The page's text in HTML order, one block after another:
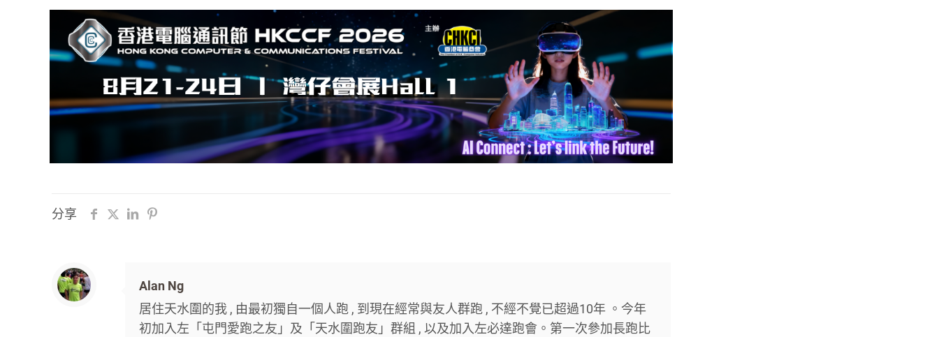
分享
Alan Ng
居住天水圍的我 , 由最初獨自一個人跑 , 到現在經常與友人群跑 , 不經不覺已超過10年 。今年
初加入左「屯門愛跑之友」及「天水圍跑友」群組 , 以及加入左必達跑會。第一次參加長跑比